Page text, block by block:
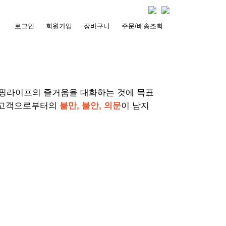
로그인 회원가입 장바구니 주문/배송조회
라이프의 즐거움을 대화하는 것에 목표
객으로부터의 불만, 불안, 의문이 남지